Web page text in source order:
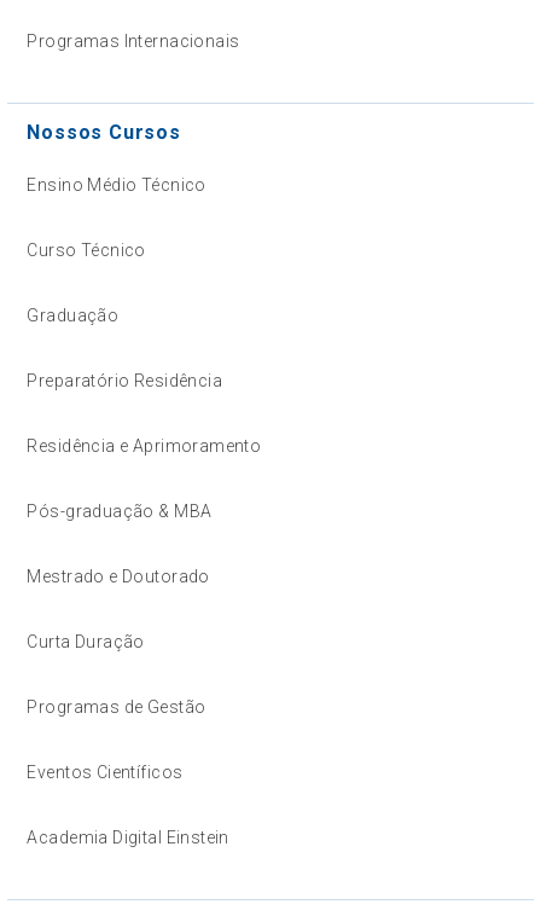
Programas Internacionais
Nossos Cursos
Ensino Médio Técnico
Curso Técnico
Graduação
Preparatório Residência
Residência e Aprimoramento
Pós-graduação & MBA
Mestrado e Doutorado
Curta Duração
Programas de Gestão
Eventos Científicos
Academia Digital Einstein